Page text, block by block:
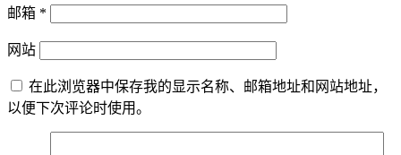
邮箱 *
网站
在此浏览器中保存我的显示名称、邮箱地址和网站地址，
以便下次评论时使用。